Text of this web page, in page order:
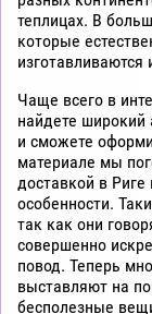
теплицах. В
которые
изготавливаются
Чаще всего в
найдете широкий
и сможете
материале мы
доставкой в
особенности.
так как они
совершенно
повод. Теперь
выставляют на
бесполезные